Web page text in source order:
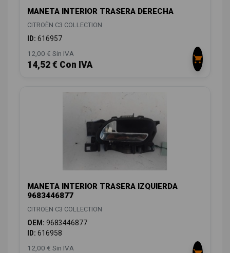
MANETA INTERIOR TRASERA DERECHA
CITROËN C3 COLLECTION
ID: 616957
12,00 € Sin IVA
14,52 € Con IVA
MANETA INTERIOR TRASERA IZQUIERDA
9683446877
CITROËN C3 COLLECTION
OEM: 9683446877
ID: 616958
12,00 € Sin IVA